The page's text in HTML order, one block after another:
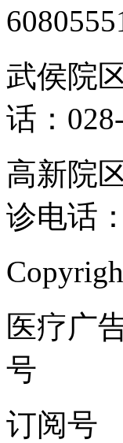
武侯院
话：
高新院
诊电话
医疗广
号
订阅号